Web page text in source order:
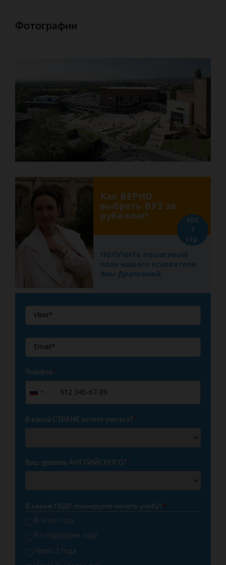
Фотографии
Как ВЕРНО
выбрать ВУЗ за
рубежом?
ПОЛУЧИТЬ пошаговый
план нашего основателя
Яны Драпкиной
PDF
7
стр.
Телефон*
Russia
+7
В какой СТРАНЕ хотите учиться?*
Ваш уровень АНГЛИЙСКОГО?*
В каком ГОДУ планируете начать учебу?*
В этом году
В следующем году
Через 2 года